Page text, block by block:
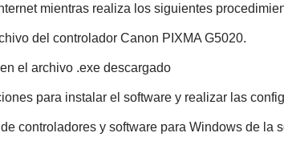
mientras realiza los siguientes
del controlador Canon PIXMA G5020.
el archivo .exe descargado
para instalar el software y realizar las
controladores y software para Windows de la